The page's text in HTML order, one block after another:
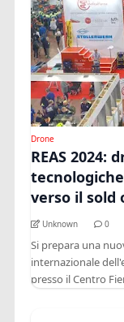
Drone
REAS 2024:
verso il sold
Unknown 0
Si prepara una
internazionale
presso il Centro